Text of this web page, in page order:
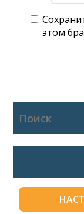
этом